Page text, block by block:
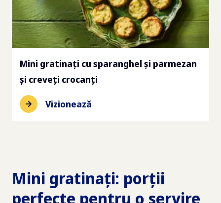
Mini gratinaţi cu sparanghel și parmezan
și creveți crocanți
Vizionează
Mini gratinați: porții
perfecte pentru o servire